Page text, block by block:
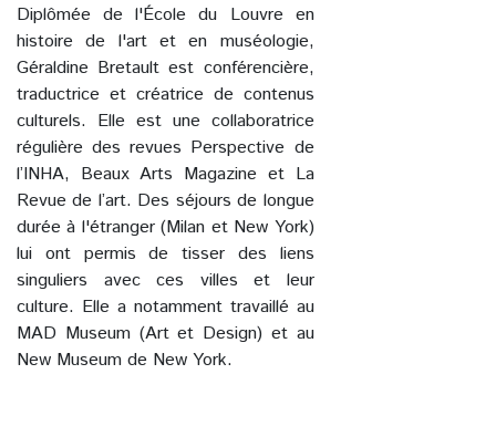
Diplômée de l'École du Louvre en
histoire de l'art et en muséologie,
Géraldine Bretault est conférencière,
traductrice et créatrice de contenus
culturels. Elle est une collaboratrice
régulière des revues Perspective de
l’INHA, Beaux Arts Magazine et La
Revue de l’art. Des séjours de longue
durée à l'étranger (Milan et New York)
lui ont permis de tisser des liens
singuliers avec ces villes et leur
culture. Elle a notamment travaillé au
MAD Museum (Art et Design) et au
New Museum de New York.